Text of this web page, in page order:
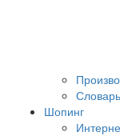
Словарь
Шопинг